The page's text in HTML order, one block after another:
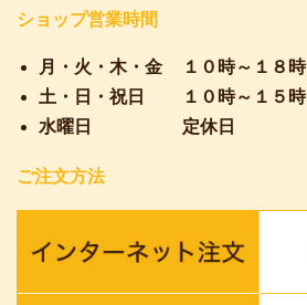
ショップ営業時間
月・火・木・金
１０時～１８時
土・日・祝日
１０時～１５時
水曜日
定休日
ご注文方法